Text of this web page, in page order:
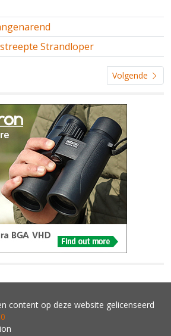
Strandloper
Volgende
content op deze website gelicenseerd